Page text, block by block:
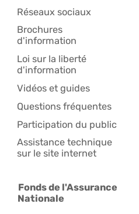
Réseaux sociaux
Brochures
d'information
Loi sur la liberté
d'information
Vidéos et guides
Questions fréquentes
Participation du public
Assistance technique
sur le site internet
Fonds de l'Assurance
Nationale